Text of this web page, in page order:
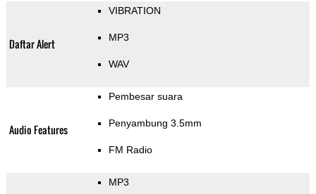
Daftar Alert
VIBRATION
MP3
WAV
Audio Features
Pembesar suara
Penyambung 3.5mm
FM Radio
MP3